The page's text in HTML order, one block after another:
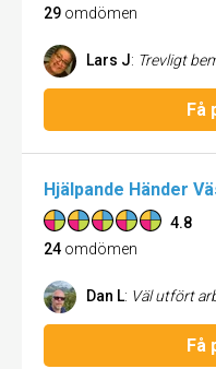
29 omdömen
Lars J: Trevligt bemötande via telefon o direktkontakt för jobbet på
Få
Hjälpande Händer
4.8
24 omdömen
Dan L: Väl utfört arbete. Det utfördes exemplarisk fast
Få